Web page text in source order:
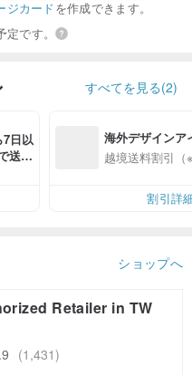
ジカードを作成できます。
定です。
すべてを見る(2)
7日以
送料
海外デザインア
入
越境送料割引（
割引詳
ショップへ
Retailer in TW
(1,431)